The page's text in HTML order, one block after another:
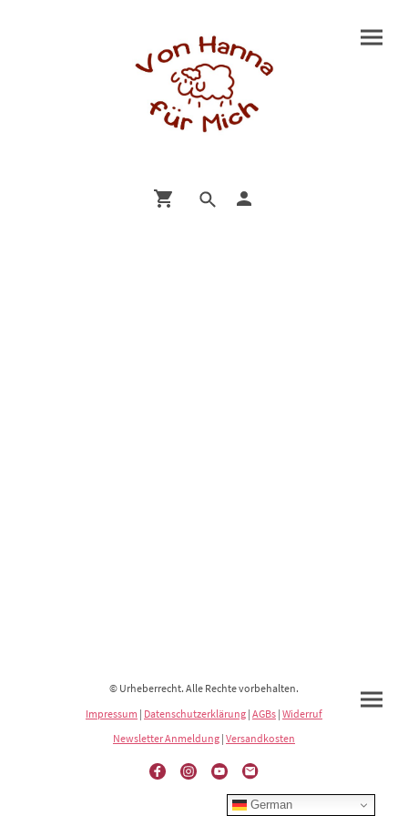
© Urheberrecht. Alle Rechte vorbehalten.
Impressum | Datenschutzerklärung | AGBs | Widerruf
Newsletter Anmeldung | Versandkosten
German